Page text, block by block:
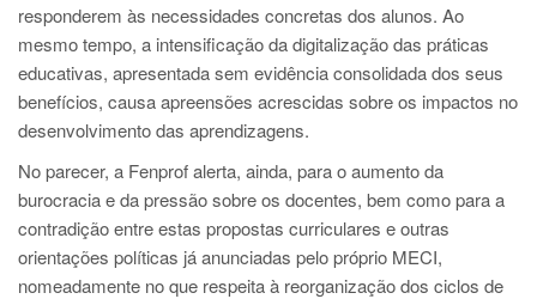
responderem às necessidades concretas dos alunos. Ao
mesmo tempo, a intensificação da digitalização das práticas
educativas, apresentada sem evidência consolidada dos seus
benefícios, causa apreensões acrescidas sobre os impactos no
desenvolvimento das aprendizagens.
No parecer, a Fenprof alerta, ainda, para o aumento da
burocracia e da pressão sobre os docentes, bem como para a
contradição entre estas propostas curriculares e outras
orientações políticas já anunciadas pelo próprio MECI,
nomeadamente no que respeita à reorganização dos ciclos de